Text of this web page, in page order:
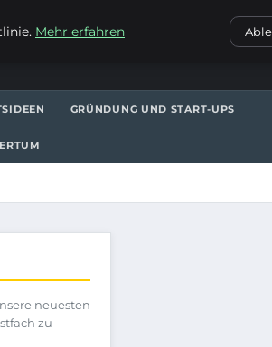
GRÜNDUNG UND START-UPS
neuesten
zu
Mehr erfahren